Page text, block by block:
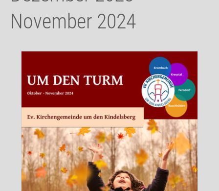
November 2024